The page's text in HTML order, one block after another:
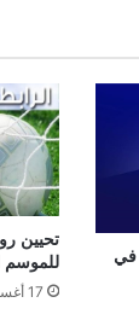
في
تحيين
للموسم
17 أغسطس، 2020